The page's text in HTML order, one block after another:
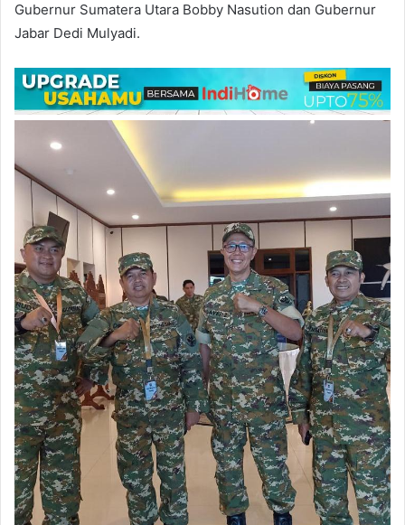
Gubernur Sumatera Utara Bobby Nasution dan Gubernur
Jabar Dedi Mulyadi.